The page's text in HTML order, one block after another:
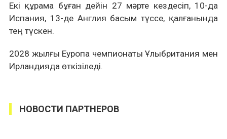
Екі құрама бұған дейін 27 мәрте кездесіп, 10-дa
Испания, 13-де Англия басым түссе, қалғанында
тең түскен.
2028 жылғы Еуропа чемпионаты Ұлыбритания мен
Ирландияда өткізіледі.
НОВОСТИ ПАРТНЕРОВ